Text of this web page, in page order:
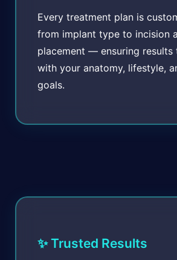
Every treatment plan is
from implant type to incision
placement — ensuring results
with your anatomy, lifestyle,
goals.
✨ Trusted Results